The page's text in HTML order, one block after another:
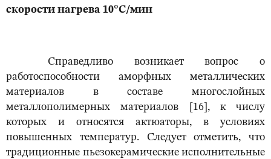
скорости нагрева 10°С/мин
Справедливо возникает вопрос о
работоспособности аморфных металлических
материалов в составе многослойных
металлополимерных материалов [16], к числу
которых и относятся актюаторы, в условиях
повышенных температур. Следует отметить, что
традиционные пьезокерамические исполнительные